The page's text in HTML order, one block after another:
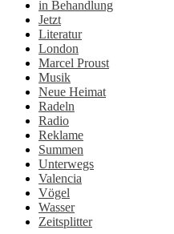
in Behandlung
Jetzt
Literatur
London
Marcel Proust
Musik
Neue Heimat
Radeln
Radio
Reklame
Summen
Unterwegs
Valencia
Vögel
Wasser
Zeitsplitter